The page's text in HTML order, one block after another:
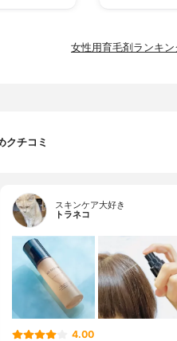
女性用育毛剤ランキ
クチコミ
スキンケア大好き
トラネコ
4.00